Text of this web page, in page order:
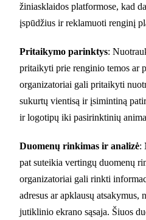
žiniasklaidos platformose, kad
įspūdžius ir reklamuoti renginį
Pritaikymo parinktys:
pritaikyti prie renginio temos ar
organizatoriai gali pritaikyti
sukurtų vientisą ir įsimintiną
ir logotipų iki pasirinktinių
Duomenų rinkimas ir analizė:
pat suteikia vertingų duomenų
organizatoriai gali rinkti
adresus ar apklausų atsakymus,
jutiklinio ekrano sąsaja. Šiuos